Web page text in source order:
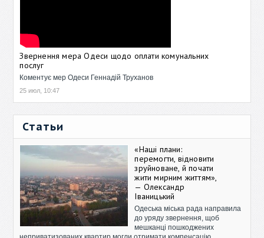
Звернення мера Одеси щодо оплати комунальних
послуг
Коментує мер Одеси Геннадій Труханов
25 июл, 10:47
Статьи
«Наші плани:
перемогти, відновити
зруйноване, й почати
жити мирним життям»,
— Олександр
Іваницький
Одеська міська рада направила
до уряду звернення, щоб
мешканці пошкоджених